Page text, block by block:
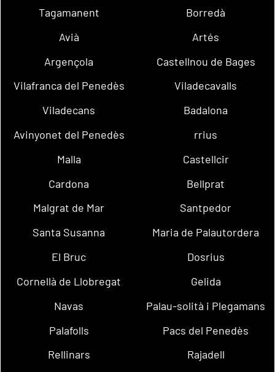
Tagamanent
Borredà
Avià
Artés
Argençola
Castellnou de Bages
Vilafranca del Penedès
Viladecavalls
Viladecans
Badalona
Avinyonet del Penedès
rrius
Malla
Castellcir
Cardona
Bellprat
Malgrat de Mar
Santpedor
Santa Susanna
Maria de Palautordera
El Bruc
Dosrius
Cornellà de Llobregat
Gelida
Navas
Palau-solità i Plegamans
Palafolls
Pacs del Penedès
Rellinars
Rajadell